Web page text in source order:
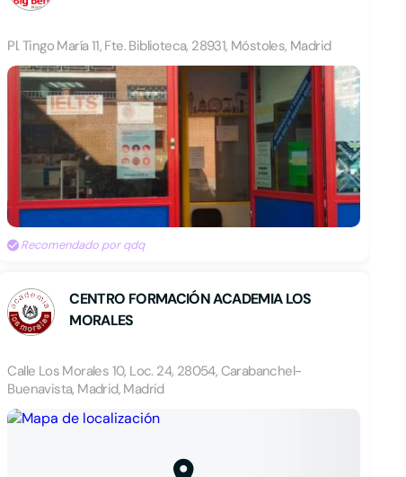
Pl. Tingo María 11, Fte. Biblioteca, 28931, Móstoles, Madrid
Recomendado por qdq
CENTRO FORMACIÓN ACADEMIA LOS
MORALES
Calle Los Morales 10, Loc. 24, 28054, Carabanchel-
Buenavista, Madrid, Madrid